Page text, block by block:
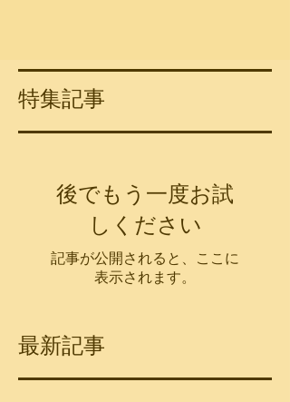
特集記事
後でもう一度お試
しください
記事が公開されると、ここに
表示されます。
最新記事